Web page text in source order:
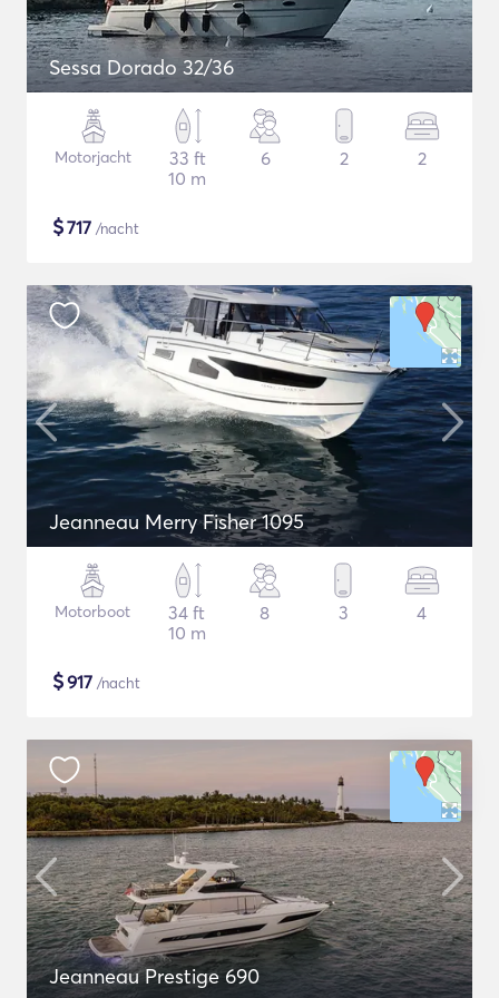
Sessa Dorado 32/36
Motorjacht
33 ft
10 m
6 2 2
$717 /nacht
Jeanneau Merry Fisher 1095
Motorboot
34 ft
10 m
8 3 4
$917 /nacht
Jeanneau Prestige 690